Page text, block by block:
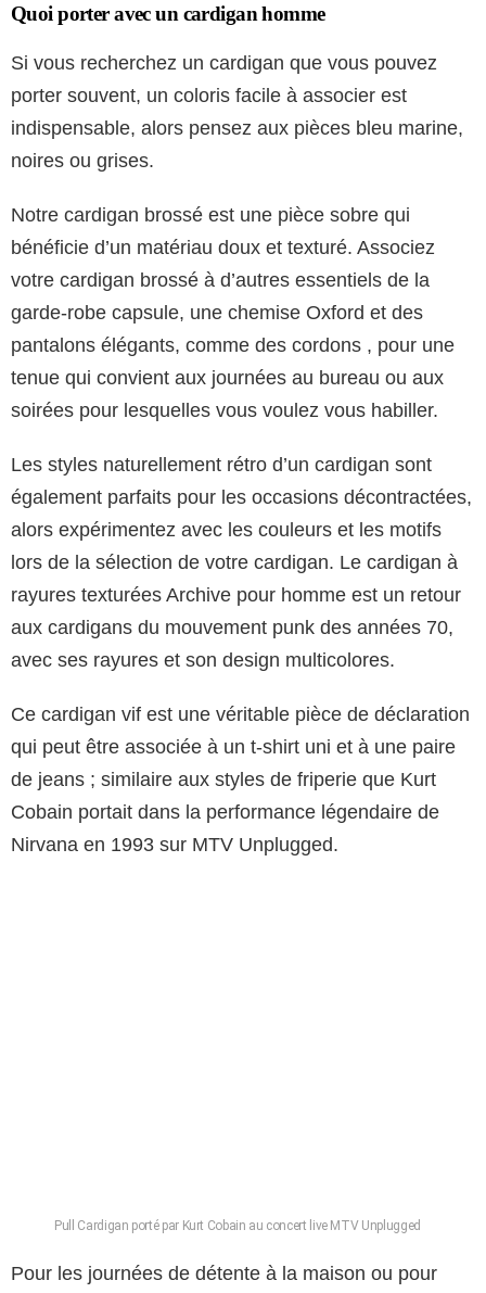
Quoi porter avec un cardigan homme
Si vous recherchez un cardigan que vous pouvez
porter souvent, un coloris facile à associer est
indispensable, alors pensez aux pièces bleu marine,
noires ou grises.
Notre cardigan brossé est une pièce sobre qui
bénéficie d’un matériau doux et texturé. Associez
votre cardigan brossé à d’autres essentiels de la
garde-robe capsule, une chemise Oxford et des
pantalons élégants, comme des cordons , pour une
tenue qui convient aux journées au bureau ou aux
soirées pour lesquelles vous voulez vous habiller.
Les styles naturellement rétro d’un cardigan sont
également parfaits pour les occasions décontractées,
alors expérimentez avec les couleurs et les motifs
lors de la sélection de votre cardigan. Le cardigan à
rayures texturées Archive pour homme est un retour
aux cardigans du mouvement punk des années 70,
avec ses rayures et son design multicolores.
Ce cardigan vif est une véritable pièce de déclaration
qui peut être associée à un t-shirt uni et à une paire
de jeans ; similaire aux styles de friperie que Kurt
Cobain portait dans la performance légendaire de
Nirvana en 1993 sur MTV Unplugged.
Pull Cardigan porté par Kurt Cobain au concert live MTV Unplugged
Pour les journées de détente à la maison ou pour